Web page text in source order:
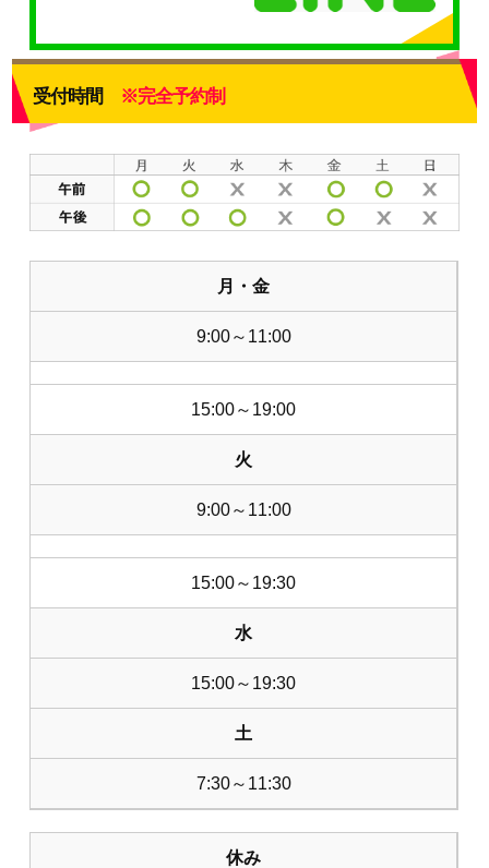
受付時間 ※完全予約制
月・金
9:00～11:00
15:00～19:00
火
9:00～11:00
15:00～19:30
水
15:00～19:30
土
7:30～11:30
休み